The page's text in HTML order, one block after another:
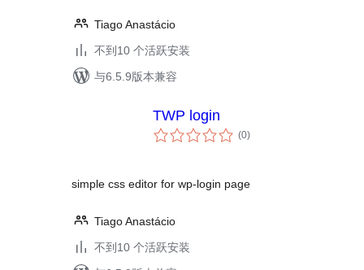
Tiago Anastácio
不到10 个活跃安装
与6.5.9版本兼容
TWP login
(0总
评)
simple css editor for wp-login page
Tiago Anastácio
不到10 个活跃安装